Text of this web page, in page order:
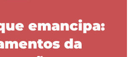
emancipa:
da